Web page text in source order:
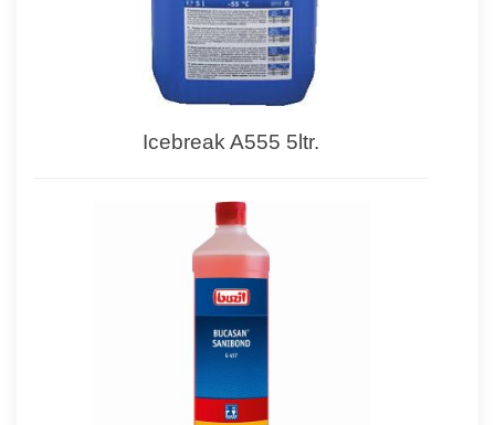
Icebreak A555 5ltr.